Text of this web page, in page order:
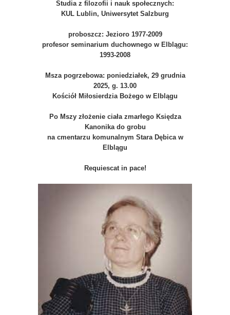
Studia z filozofii i nauk społecznych:
KUL Lublin, Uniwersytet Salzburg
proboszcz: Jezioro 1977-2009
profesor seminarium duchownego w Elblągu:
1993-2008
Msza pogrzebowa: poniedziałek, 29 grudnia
2025, g. 13.00
Kościół Miłosierdzia Bożego w Elblągu
Po Mszy złożenie ciała zmarłego Księdza
Kanonika do grobu
na cmentarzu komunalnym Stara Dębica w
Elblągu
Requiescat in pace!